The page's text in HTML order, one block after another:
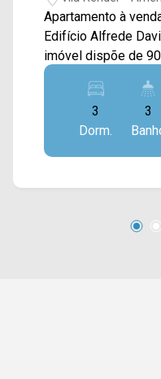
Apartamento à
Edifício Alfrede
imóvel dispõe de
estar e de jantar
serviço com banheiro. > 03 dormitórios,
01 suíte; > 03
de serviço; > 01 vaga de
é localizado
saúde e entre outros
visita!! WhatsApp e
3
Dorm.
3